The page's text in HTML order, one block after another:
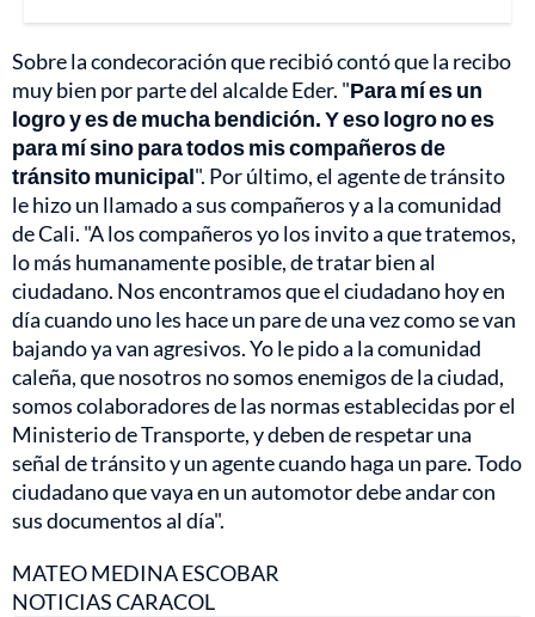
Sobre la condecoración que recibió contó que la recibo
muy bien por parte del alcalde Eder. "Para mí es un
logro y es de mucha bendición. Y eso logro no es
para mí sino para todos mis compañeros de
tránsito municipal". Por último, el agente de tránsito
le hizo un llamado a sus compañeros y a la comunidad
de Cali. "A los compañeros yo los invito a que tratemos,
lo más humanamente posible, de tratar bien al
ciudadano. Nos encontramos que el ciudadano hoy en
día cuando uno les hace un pare de una vez como se van
bajando ya van agresivos. Yo le pido a la comunidad
caleña, que nosotros no somos enemigos de la ciudad,
somos colaboradores de las normas establecidas por el
Ministerio de Transporte, y deben de respetar una
señal de tránsito y un agente cuando haga un pare. Todo
ciudadano que vaya en un automotor debe andar con
sus documentos al día".
MATEO MEDINA ESCOBAR
NOTICIAS CARACOL